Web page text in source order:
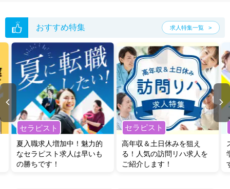
おすすめ特集 求人特集一覧
セラピスト
夏入職求人増加中！魅力的
なセラピスト求人は早いも
の勝ちです！
セラピスト
高年収＆土日休みを狙え
る！人気の訪問リハ求人を
ご紹介します！